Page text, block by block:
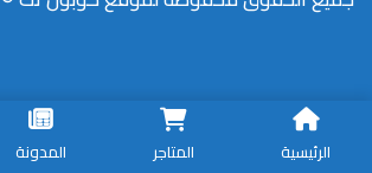
الرئيسية المتاجر المدونة